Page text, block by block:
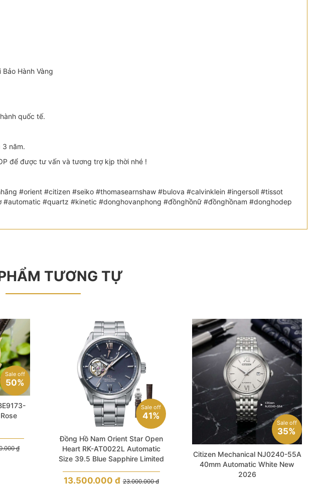
Hành Vàng
quốc tế.
3 năm.
để được tư vấn và tương trợ kịp thời nhé !
#orient #citizen #seiko #thomasearnshaw #bulova #calvinklein #ingersoll #tissot
#quartz #kinetic #donghovanphong #đồnghồnữ #đồnghồnam #donghodep
TƯƠNG TỰ
Sale off
50%
₫
Sale off
41%
Đồng Hồ Nam Orient Star Open
Heart RK-AT0022L Automatic
Size 39.5 Blue Sapphire Limited
23.000.000₫
13.500.000 ₫
Sale off
35%
Citizen Mechanical NJ0240-55A
40mm Automatic White New
2026